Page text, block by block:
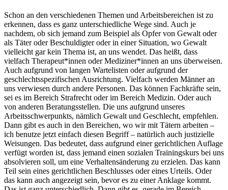
Schon an den verschiedenen Themen und Arbeitsbereichen ist zu
erkennen, dass es ganz unterschiedliche Wege sind. Auch je
nachdem, ob sich jemand zum Beispiel als Opfer von Gewalt oder
als Täter oder Beschuldigter oder in einer Situation, wo Gewalt
vielleicht gar kein Thema ist, an uns wendet. Das heißt, dass
vielfach Therapeut*innen oder Mediziner*innen an uns überweisen.
Auch aufgrund von langen Wartelisten oder aufgrund der
geschlechtsspezifischen Ausrichtung. Vielfach werden Männer an
uns verwiesen durch andere Personen. Das können Fachkräfte sein,
sei es im Bereich Strafrecht oder im Bereich Medizin. Oder auch
von anderen Beratungsstellen. Die uns aufgrund unseres
Arbeitsschwerpunkts, nämlich Gewalt und Geschlecht, empfehlen.
Dann gibt es auch in den Bereichen, wo wir mit Tätern arbeiten –
ich benutze jetzt einfach diesen Begriff – natürlich auch justizielle
Weisungen. Das bedeutet, dass aufgrund einer gerichtlichen Auflage
verfügt worden ist, dass jemand einen sozialen Trainingskurs bei uns
absolvieren soll, um eine Verhaltensänderung zu erzielen. Das kann
Teil sein eines gerichtlichen Beschlusses oder eines Urteils. Oder
das kann auch angezeigt sein, bevor es zu einer Anklage kommt.